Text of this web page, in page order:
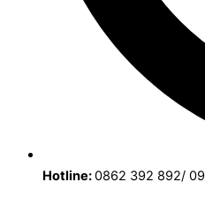
Hotline:0862 392 892/